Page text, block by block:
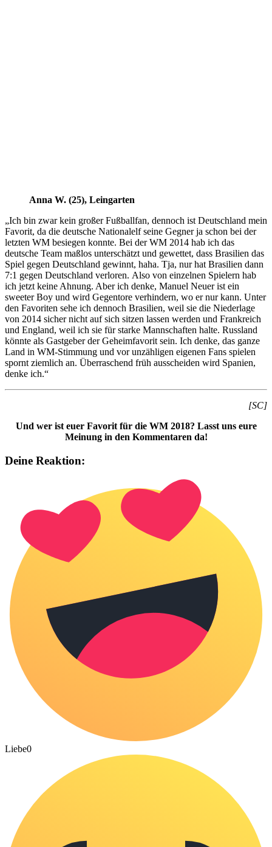
Anna W. (25), Leingarten
„Ich bin zwar kein großer Fußballfan, dennoch ist Deutschland mein
Favorit, da die deutsche Nationalelf seine Gegner ja schon bei der
letzten WM besiegen konnte. Bei der WM 2014 hab ich das
deutsche Team maßlos unterschätzt und gewettet, dass Brasilien das
Spiel gegen Deutschland gewinnt, haha. Tja, nur hat Brasilien dann
7:1 gegen Deutschland verloren. Also von einzelnen Spielern hab
ich jetzt keine Ahnung. Aber ich denke, Manuel Neuer ist ein
sweeter Boy und wird Gegentore verhindern, wo er nur kann. Unter
den Favoriten sehe ich dennoch Brasilien, weil sie die Niederlage
von 2014 sicher nicht auf sich sitzen lassen werden und Frankreich
und England, weil ich sie für starke Mannschaften halte. Russland
könnte als Gastgeber der Geheimfavorit sein. Ich denke, das ganze
Land in WM-Stimmung und vor unzähligen eigenen Fans spielen
spornt ziemlich an. Überraschend früh ausscheiden wird Spanien,
denke ich.“
[SC]
Und wer ist euer Favorit für die WM 2018? Lasst uns eure
Meinung in den Kommentaren da!
Deine Reaktion:
Liebe0